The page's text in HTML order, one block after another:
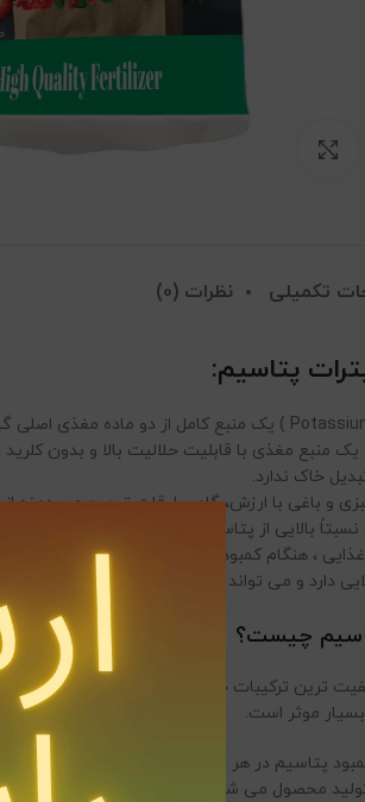
تکمیلی نظرات (0)
پتاسیم:
منبع مغذی با قابلیت حلالیت بالا و بدون
خاک ندارد.
و باغی با ارزش، گاهی اوقات ترجیح می دهند
، هنگام کمبودها و بویژه در مصارف باغی ،
دارد و می تواند در زمان هایی که گیاه به طور
چیست؟
ترین ترکیبات حاوی ازت و پتاسیم موجود در
موثر است.
از رشد گیاه ترکیب مناسبی است. این کود 100% در آب حلالیت دارد. از این کود می توان در هر
محصول می شود و کیفیت محصولات را بالا